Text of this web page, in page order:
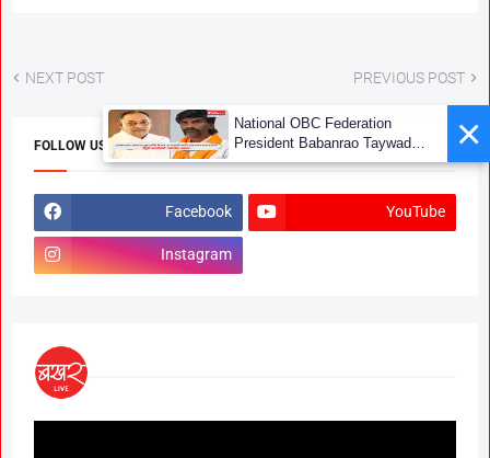
NEXT POST PREVIOUS POST
FOLLOW US
Facebook YouTube
Instagram
×
National OBC Federation
President Babanrao Taywade
Claims Only 27 Kunbi
Marathwada After September 2
GR; Alarming News for Mano